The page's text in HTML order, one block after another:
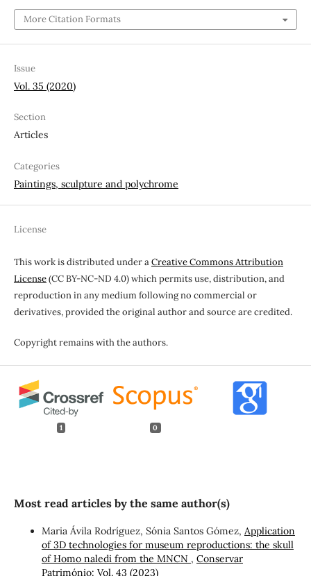
More Citation Formats
Issue
Vol. 35 (2020)
Section
Articles
Categories
Paintings, sculpture and polychrome
License
This work is distributed under aCreative Commons Attribution
License(CC BY-NC-ND 4.0) which permits use, distribution, and
reproduction in any medium following no commercial or
derivatives, provided the original author and source are credited.
Copyright remains with the authors.
1 0
Most read articles by the same author(s)
Maria Ávila Rodríguez, Sónia Santos Gómez, Application
of 3D technologies for museum reproductions: the skull
of Homo naledi from the MNCN , Conservar
Património: Vol. 43 (2023)